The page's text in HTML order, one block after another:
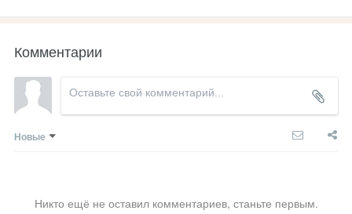
Комментарии
Новые
Никто ещё не оставил комментариев, станьте первым.